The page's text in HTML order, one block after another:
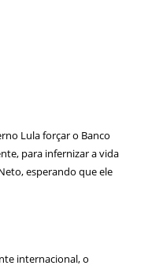
Lula forçar o Banco
para infernizar a vida
esperando que ele
internacional, o